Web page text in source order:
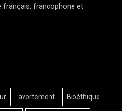
français, francophone et
avortement Bioéthique